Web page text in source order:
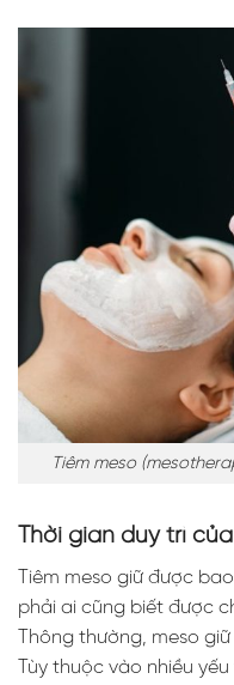
Tiêm meso
Thời gian duy trì
Tiêm meso giữ được
phải ai cũng biết được
Thông thường, meso
Tùy thuộc vào nhiều